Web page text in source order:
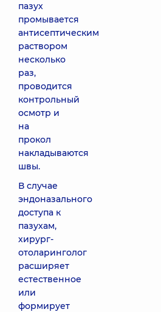
пазух
промывается
антисептическим
раствором
несколько
раз,
проводится
контрольный
осмотр и
на
прокол
накладываются
швы.
В случае
эндоназального
доступа к
пазухам,
хирург-
отоларинголог
расширяет
естественное
или
формирует